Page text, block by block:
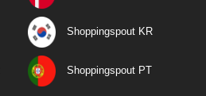
Shoppingspout KR
Shoppingspout PT